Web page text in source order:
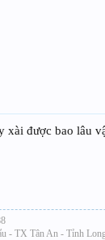
xài được bao lâu
- TX Tân An - Tỉnh